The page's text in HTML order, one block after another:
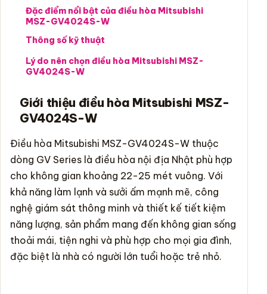
Đặc điểm nổi bật của điều hòa Mitsubishi
MSZ-GV4024S-W
Thông số kỹ thuật
Lý do nên chọn điều hòa Mitsubishi MSZ-
GV4024S-W
Giới thiệu điều hòa Mitsubishi MSZ-
GV4024S-W
Điều hòa Mitsubishi MSZ-GV4024S-W thuộc
dòng GV Series là điều hòa nội địa Nhật phù hợp
cho không gian khoảng 22-25 mét vuông. Với
khả năng làm lạnh và sưởi ấm mạnh mẽ, công
nghệ giám sát thông minh và thiết kế tiết kiệm
năng lượng, sản phẩm mang đến không gian sống
thoải mái, tiện nghi và phù hợp cho mọi gia đình,
đặc biệt là nhà có người lớn tuổi hoặc trẻ nhỏ.